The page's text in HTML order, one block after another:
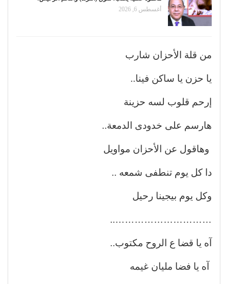
أغسطس 6, 2026
من قلة الأحزان شارب
يا حزن يا ساكن فينا..
إرحم قلوب لسه حزينة
هارسم على خدودى الدمعة..
وهاقول عن الأحزان مواويل
دا كل يوم تنطفى شمعه ..
وكل يوم بيجينا رحيل
…………………………..
آه يا قضا ع الروح مكتوب..
آه يا فضا مليان غيمه